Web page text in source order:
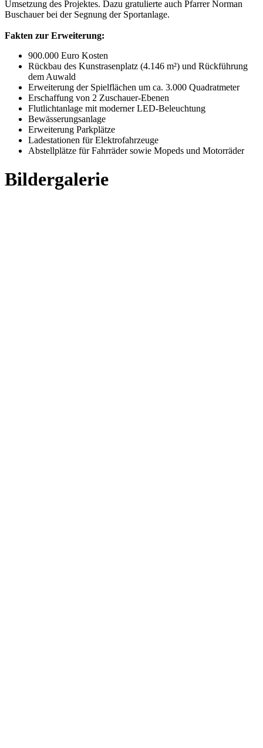
Umsetzung des Projektes. Dazu gratulierte auch Pfarrer Norman
Buschauer bei der Segnung der Sportanlage.
Fakten zur Erweiterung:
900.000 Euro Kosten
Rückbau des Kunstrasenplatz (4.146 m²) und Rückführung
dem Auwald
Erweiterung der Spielflächen um ca. 3.000 Quadratmeter
Erschaffung von 2 Zuschauer-Ebenen
Flutlichtanlage mit moderner LED-Beleuchtung
Bewässerungsanlage
Erweiterung Parkplätze
Ladestationen für Elektrofahrzeuge
Abstellplätze für Fahrräder sowie Mopeds und Motorräder
Bildergalerie